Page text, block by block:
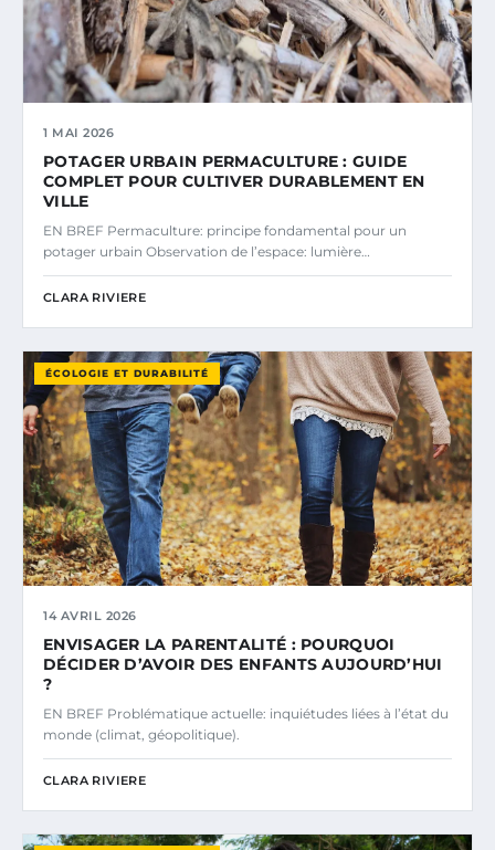
1 MAI 2026
POTAGER URBAIN PERMACULTURE : GUIDE
COMPLET POUR CULTIVER DURABLEMENT EN
VILLE
EN BREF Permaculture: principe fondamental pour un
potager urbain Observation de l’espace: lumière…
CLARA RIVIERE
ÉCOLOGIE ET DURABILITÉ
14 AVRIL 2026
ENVISAGER LA PARENTALITÉ : POURQUOI
DÉCIDER D’AVOIR DES ENFANTS AUJOURD’HUI
?
EN BREF Problématique actuelle: inquiétudes liées à l’état du
monde (climat, géopolitique).
CLARA RIVIERE